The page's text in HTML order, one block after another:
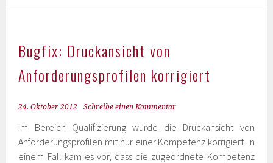
Bugfix: Druckansicht von
Anforderungsprofilen korrigiert
24. Oktober 2012 Schreibe einen Kommentar
Im Bereich Qualifizierung wurde die Druckansicht von
Anforderungsprofilen mit nur einer Kompetenz korrigiert. In
einem Fall kam es vor, dass die zugeordnete Kompetenz